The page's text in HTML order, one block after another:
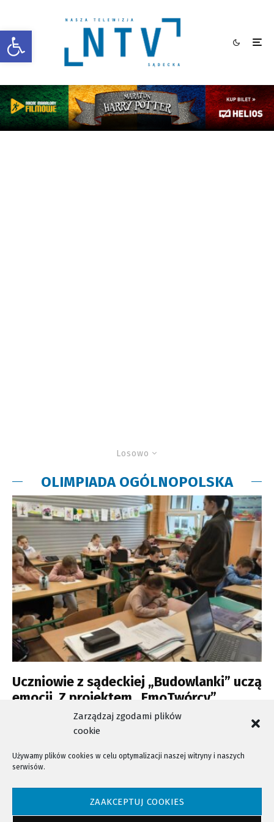
Otwórz pasek narzędzi
Zarządzaj zgodami plików
cookie
Używamy plików cookies w celu optymalizacji naszej witryny i naszych
serwisów.
ZAAKCEPTUJ COOKIES
Losowo
OLIMPIADA OGÓLNOPOLSKA
Uczniowie z sądeckiej „Budowlanki” uczą
emocji. Z projektem „EmoTwórcy”
trafiają do młodszych kolegów
NTV - Nasza Telewizja Sądecka © 2023 Wszystkie prawa zastrzeżone!